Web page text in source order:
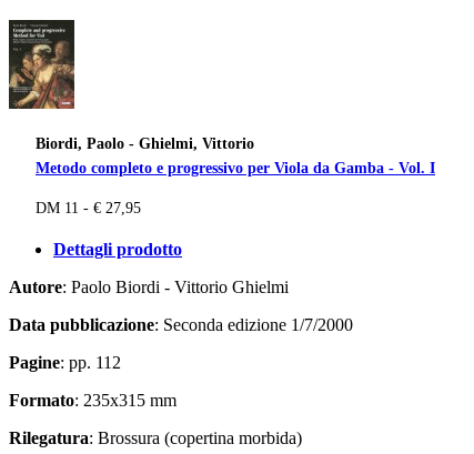
Biordi, Paolo - Ghielmi, Vittorio
Metodo completo e progressivo per Viola da Gamba - Vol. I
DM 11 - € 27,95
Dettagli prodotto
Autore: Paolo Biordi - Vittorio Ghielmi
Data pubblicazione: Seconda edizione 1/7/2000
Pagine: pp. 112
Formato: 235x315 mm
Rilegatura: Brossura (copertina morbida)